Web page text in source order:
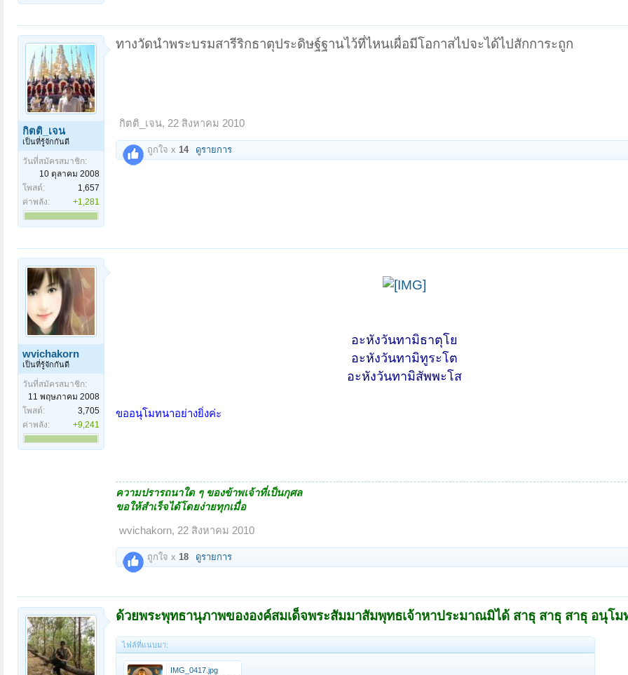
กิตติ_เจน
เป็นที่รู้จักกันดี
วันที่สมัครสมาชิก:
10 ตุลาคม 2008
โพสต์:
1,657
ค่าพลัง:
+1,281
ทางวัดนำพระบรมสารีริกธาตุประดิษฐ์ฐานไว้ที่ไหนเผื่อมีโอกาสไปจะได้ไปสักการะถูก
กิตติ_เจน, 22 สิงหาคม 2010
ถูกใจ x 14 ดูรายการ
wvichakorn
เป็นที่รู้จักกันดี
วันที่สมัครสมาชิก:
11 พฤษภาคม 2008
โพสต์:
3,705
ค่าพลัง:
+9,241
อะหังวันทามิธาตุโย
อะหังวันทามิทูระโต
อะหังวันทามิสัพพะโส
ขออนุโมทนาอย่างยิ่งค่ะ
ความปรารถนาใด ๆ ของข้าพเจ้าที่เป็นกุศล
ขอให้สำเร็จได้โดยง่ายทุกเมื่อ
wvichakorn, 22 สิงหาคม 2010
ถูกใจ x 18 ดูรายการ
ด้วยพระพุทธานุภาพขององค์สมเด็จพระสัมมาสัมพุทธเจ้าหาประมาณมิได้ สาธุ สาธุ สาธุ อนุโม
ไฟล์ที่แนบมา:
IMG_0417.jpg